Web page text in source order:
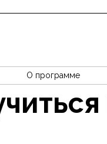
О программе